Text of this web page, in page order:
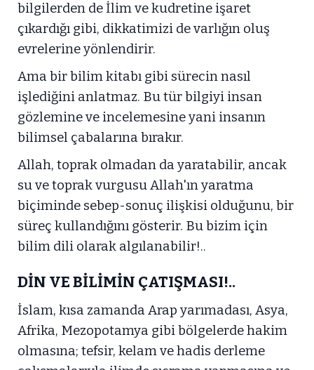
bilgilerden de İlim ve kudretine işaret
çıkardığı gibi, dikkatimizi de varlığın oluş
evrelerine yönlendirir.
Ama bir bilim kitabı gibi sürecin nasıl
işlediğini anlatmaz. Bu tür bilgiyi insan
gözlemine ve incelemesine yani insanın
bilimsel çabalarına bırakır.
Allah, toprak olmadan da yaratabilir, ancak
su ve toprak vurgusu Allah'ın yaratma
biçiminde sebep-sonuç ilişkisi olduğunu, bir
süreç kullandığını gösterir. Bu bizim için
bilim dili olarak algılanabilir!..
DİN VE BİLİMİN ÇATIŞMASI!..
İslam, kısa zamanda Arap yarımadası, Asya,
Afrika, Mezopotamya gibi bölgelerde hakim
olmasına; tefsir, kelam ve hadis derleme